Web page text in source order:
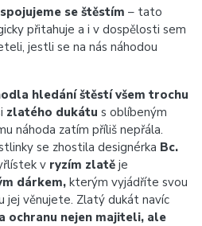
se štěstím – tato
přitahuje a i v dospělosti sem
jestli se na nás náhodou
hledání štěstí všem trochu
zlatého dukátu s oblíbeným
náhoda zatím příliš nepřála.
se zhostila designérka Bc.
v ryzím zlatě je
dárkem, kterým vyjádříte svou
jej věnujete. Zlatý dukát navíc
ochranu nejen majiteli, ale